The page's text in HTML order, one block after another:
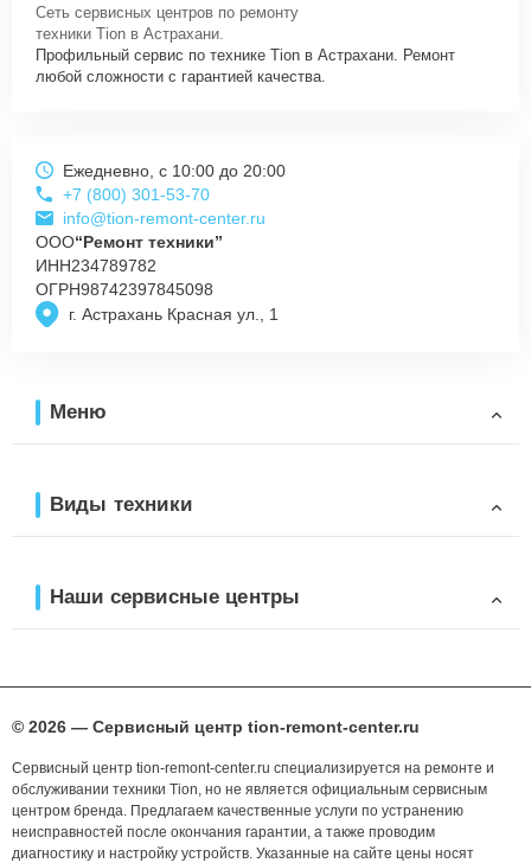
Сеть сервисных центров по ремонту
техники Tion в Астрахани.
Профильный сервис по технике Tion в Астрахани. Ремонт
любой сложности с гарантией качества.
г. Астрахань Красная ул., 1
Ежедневно, с 10:00 до 20:00
+7 (800) 301-53-70
info@tion-remont-center.ru
ООО“Ремонт техники”
ИНН234789782
ОГРН98742397845098
Меню
Виды техники
Наши сервисные центры
© 2026 — Сервисный центр tion-remont-center.ru
Сервисный центр tion-remont-center.ru специализируется на ремонте и
обслуживании техники Tion, но не является официальным сервисным
центром бренда. Предлагаем качественные услуги по устранению
неисправностей после окончания гарантии, а также проводим
диагностику и настройку устройств. Указанные на сайте цены носят